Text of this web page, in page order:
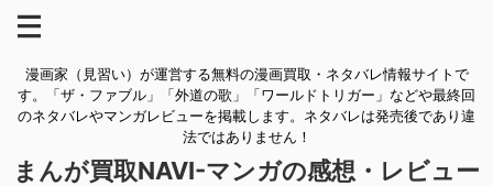
漫画家（見習い）が運営する無料の漫画買取・ネタバレ情報サイトで
す。「ザ・ファブル」「外道の歌」「ワールドトリガー」などや最終回
のネタバレやマンガレビューを掲載します。ネタバレは発売後であり違
法ではありません！
まんが買取NAVI-マンガの感想・レビュー